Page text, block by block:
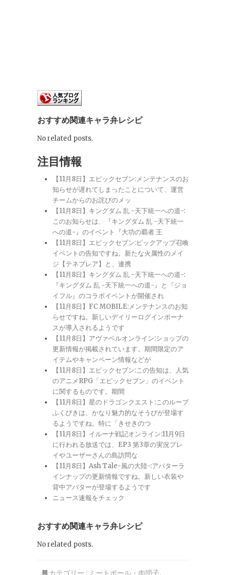
おすすめ関連キャラ弁レシピ
No related posts.
注目情報
【11月8日】エピックセブン:メンテナンスのお
知らせが遅れてしまったことについて、運営
チームからのお詫びのメッ
【11月8日】キングダム 乱 -天下統一への道-:
このお知らせは、『キングダム 乱 -天下統一
への道-』のイベント『大功の覇者 王
【11月8日】エピックセブン:ピックアップ召喚
イベントの告知ですね。新たな火属性のメイ
ジ【テネブレア】と、連携
【11月8日】キングダム 乱 -天下統一への道-:
『キングダム 乱 -天下統一への道-』と『ジョ
イフル』のコラボイベントが開催され
【11月8日】FC MOBILE:メンテナンスのお知
らせですね。新しいデイリーログインボーナ
スが導入されるようです
【11月8日】アヴァベルオンライン:ショップの
更新情報が掲載されています。期間限定のア
イテムやキャンペーン情報などが
【11月8日】エピックセブン:この告知は、人気
のアニメRPG「エピックセブン」のイベント
に関するものです。期間
【11月8日】星のドラゴンクエスト:このループ
ふくびきは、かなり魅力的なそうびが登場す
るようですね。特に「きせきのつ
【11月8日】イルーナ戦記オンライン:11月9日
に行われる放送では、EP3 第3章の実況プレ
イやユーザーさんの島訪問な
【11月8日】Ash Tale-風の大陸-:アバターラ
インナップの更新情報ですね。新しい衣装や
背中アバターが登場するようです
ニュース速報をチェック
おすすめ関連キャラ弁レシピ
No related posts.
カテゴリー : ミートボール・肉団子,